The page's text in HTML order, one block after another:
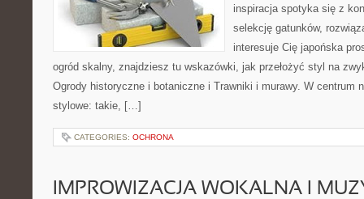
inspiracja spotyka się z
selekcję gatunków,
interesuje Cię japońska
ogród skalny, znajdziesz tu wskazówki, jak przełożyć styl na
Ogrody historyczne i botaniczne i Trawniki i murawy. W centrum
stylowe: takie, […]
CATEGORIES: OCHRONA
IMPROWIZACJA WOKALNA I